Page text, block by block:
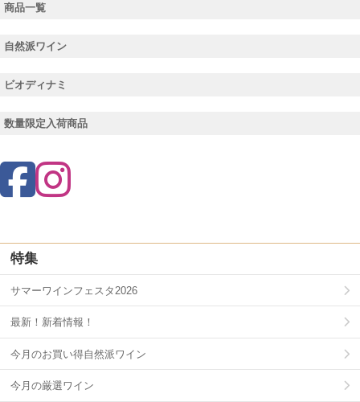
商品一覧
自然派ワイン
ビオディナミ
数量限定入荷商品
特集
サマーワインフェスタ2026
最新！新着情報！
今月のお買い得自然派ワイン
今月の厳選ワイン